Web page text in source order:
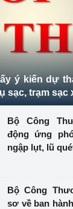
ý kiến dự
sạc, trạm sạc
Bộ Công
động ứng
ngập lụt, lũ
Bộ Công
sơ về ban